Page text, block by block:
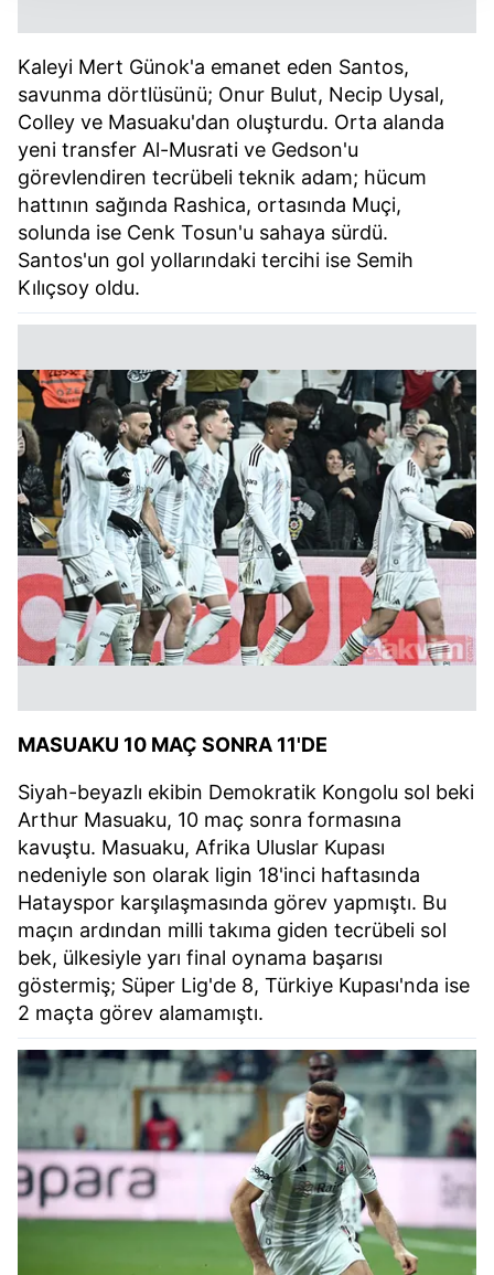
Sizlere daha iyi bir hizmet sunabilmek için İnternet
Sitemizde kendimize ve üçüncü kişilere ait çerezler
kullanılmaktadır. Bu çerezler vasıtasıyla çeşitli kişisel
verileriniz işlenmekte olup gerekli olan çerezler bilgi
toplumu hizmetlerinin sunulması amacıyla
kullanılmaktadır. Diğer çerezler, sitemizin daha işlevsel
kılınması ve kişiselleştirilmesi ve sizlere yönelik
reklam/pazarlama faaliyetlerinin yapılması, amaçlarıyla
vasıtasıyla belirleyebilirsiniz. Çerezlere ilişkin detaylı bilgi
için Ayarlar butonuna tıklayabilir,Çerez Bilgilendirme
Metnimiziziyaret edebilirsiniz.
6698 sayılı Kişisel Verilerin Korunması Kanunu uyarınca
hazırlanmış Aydınlatma Metnimizi okumak ve sitemizde
ilgili mevzuata uygun olarak kullanılan çerezlerle ilgili bilgi
almak için lütfentıklayınız
Kaleyi Mert Günok'a emanet eden Santos,
savunma dörtlüsünü; Onur Bulut, Necip Uysal,
Colley ve Masuaku'dan oluşturdu. Orta alanda
yeni transfer Al-Musrati ve Gedson'u
görevlendiren tecrübeli teknik adam; hücum
hattının sağında Rashica, ortasında Muçi,
solunda ise Cenk Tosun'u sahaya sürdü.
Santos'un gol yollarındaki tercihi ise Semih
Kılıçsoy oldu.
MASUAKU 10 MAÇ SONRA 11'DE
Siyah-beyazlı ekibin Demokratik Kongolu sol beki
Arthur Masuaku, 10 maç sonra formasına
kavuştu. Masuaku, Afrika Uluslar Kupası
nedeniyle son olarak ligin 18'inci haftasında
Hatayspor karşılaşmasında görev yapmıştı. Bu
maçın ardından milli takıma giden tecrübeli sol
bek, ülkesiyle yarı final oynama başarısı
göstermiş; Süper Lig'de 8, Türkiye Kupası'nda ise
2 maçta görev alamamıştı.